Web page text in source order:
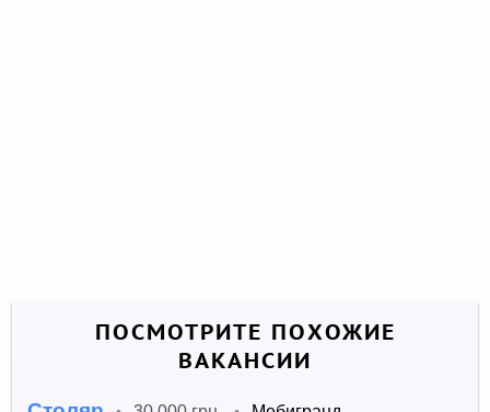
ПОСМОТРИТЕ ПОХОЖИЕ
ВАКАНСИИ